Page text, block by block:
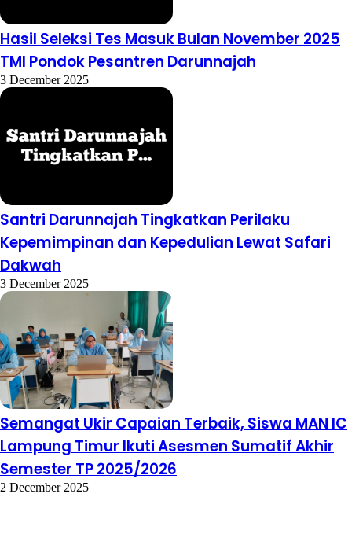
Hasil Seleksi Tes Masuk Bulan November 2025
TMI Pondok Pesantren Darunnajah
3 December 2025
Santri Darunnajah Tingkatkan Perilaku
Kepemimpinan dan Kepedulian Lewat Safari
Dakwah
3 December 2025
Semangat Ukir Capaian Terbaik, Siswa MAN IC
Lampung Timur Ikuti Asesmen Sumatif Akhir
Semester TP 2025/2026
2 December 2025